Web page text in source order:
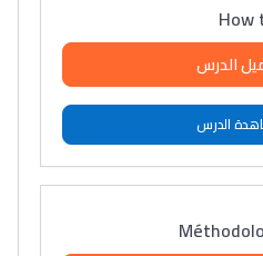
الدرس
الدرس